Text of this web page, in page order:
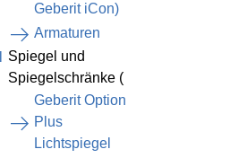
Geberit iCon)
Armaturen
Spiegel und
Spiegelschränke (
Geberit Option
Plus
Lichtspiegel